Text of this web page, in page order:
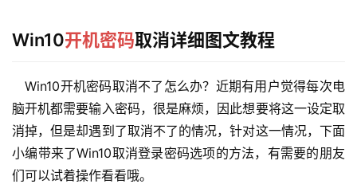
Win10开机密码取消详细图文教程
Win10开机密码取消不了怎么办？近期有用户觉得每次电
脑开机都需要输入密码，很是麻烦，因此想要将这一设定取
消掉，但是却遇到了取消不了的情况，针对这一情况，下面
小编带来了Win10取消登录密码选项的方法，有需要的朋友
们可以试着操作看看哦。